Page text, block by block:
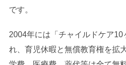
です。
2004年には「チャイルドケア10
れ、育児休暇と無償教育権を拡